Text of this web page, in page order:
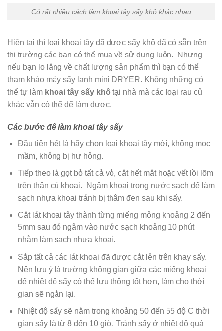
Có rất nhiều cách làm khoai tây sấy khô khác nhau
Hiện tại thì loại khoai tây đã được sấy khô đã có sẵn trên
thị trường các bạn có thể mua về sử dụng luôn. Nhưng
nếu bạn lo lắng về chất lượng sản phẩm thì bạn có thể
tham khảo máy sấy lạnh mini DRYER. Không những có
thể tự làm khoai tây sấy khô tại nhà mà các loại rau củ
khác vẫn có thể để làm được.
Các bước để làm khoai tây sấy
Đầu tiên hết là hãy chọn loại khoai tây mới, không mọc
mầm, không bị hư hỏng.
Tiếp theo là gọt bỏ tất cả vỏ, cắt hết mắt hoặc vết lồi lõm
trên thân củ khoai. Ngâm khoai trong nước sạch để làm
sạch nhựa khoai tránh bị thâm đen sau khi sấy.
Cắt lát khoai tây thành từng miếng mỏng khoảng 2 đến
5mm sau đó ngâm vào nước sạch khoảng 10 phút
nhằm làm sạch nhựa khoai.
Sắp tất cả các lát khoai đã được cắt lên trên khay sấy.
Nên lưu ý là trường không gian giữa các miếng khoai
để nhiệt độ sấy có thể lưu thông tốt hơn, làm cho thời
gian sẽ ngắn lại.
Nhiệt độ sấy sẽ nằm trong khoảng 50 đến 55 độ C thời
gian sấy là từ 8 đến 10 giờ. Tránh sấy ở nhiệt độ quá